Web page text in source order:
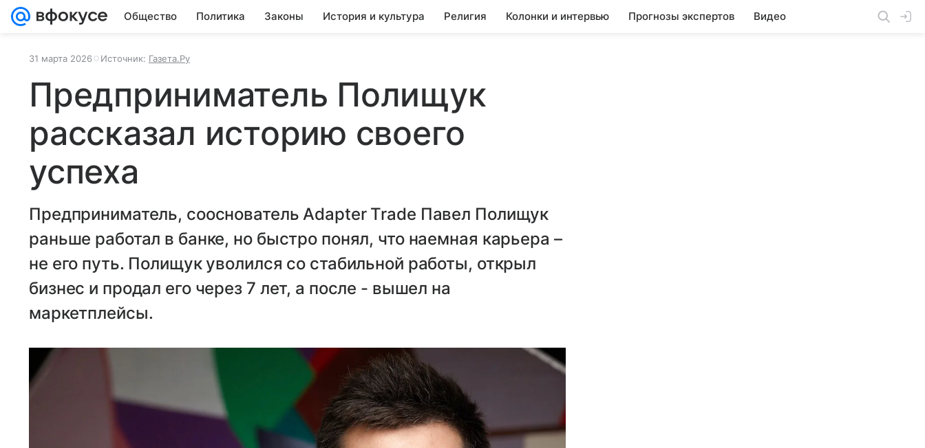
Общество Политика Законы История и культура Религия Колонки и интервью Прогнозы экспертов Видео
31 марта 2026 Источник: Газета.Ру
Предприниматель Полищук
рассказал историю своего
успеха
Предприниматель, сооснователь Adapter Trade Павел Полищук
раньше работал в банке, но быстро понял, что наемная карьера –
не его путь. Полищук уволился со стабильной работы, открыл
бизнес и продал его через 7 лет, а после - вышел на
маркетплейсы.